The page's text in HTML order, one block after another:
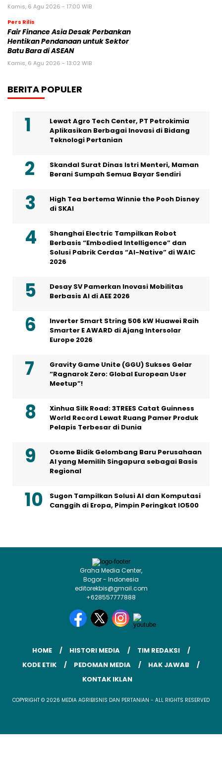
Kamis, 6 Agu 2026 - 17:00 WIB
Pers Rilis
Fair Finance Asia Desak Perbankan
Hentikan Pendanaan untuk Sektor
Batu Bara di ASEAN
Kamis, 6 Agu 2026 - 13:02 WIB
BERITA POPULER
Lewat Agro Tech Center, PT Petrokimia
Aplikasikan Berbagai Inovasi di Bidang
Teknologi Pertanian
Skandal Surat Dinas Istri Menteri, Maman
Berani Sumpah Semua Bayar Sendiri
High Tea bertema Winnie the Pooh Disney
di SKAI
Shanghai Electric Tampilkan Robot
Berbasis “Embodied Intelligence” dan
Solusi Pabrik Cerdas “AI-Native” di WAIC
2026
Desay SV Pamerkan Inovasi Mobilitas
Berbasis AI di AEE 2026
Inverter Smart String 506 kW Huawei Raih
Smarter E AWARD di Ajang Intersolar
Europe 2026
Gravity Game Unite (GGU) Sukses Gelar
“Ragnarok Zero: Global European User
Meetup”!
Xinhua Silk Road: 3TREES Catat Guinness
World Record Lewat Ruang Pamer Produk
Pelapis Terbesar di Dunia
Osome Bidik Gelombang Baru Perusahaan
AI yang Memilih Singapura sebagai Basis
Regional
Sugon Tampilkan Solusi AI dan Komputasi
Canggih di Eropa, Pimpin Peringkat IO500
Graha Media Center,
Bogor - Indonesia
editorekbis@gmail.com
+628557777888
HOME HISTORI MEDIA
TIM REDAKSI
KODE ETIK
PEDOMAN MEDIA
HAK JAWAB
KONTAK IKLAN
COPYRIGHT © 2026 MEDIA AGRIBISNIS DAN PERTANIAN - ALL RIGHTS RESERVED